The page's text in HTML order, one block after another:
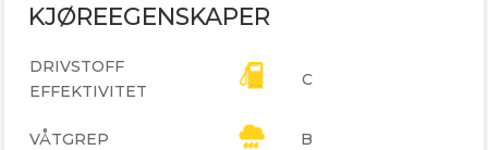
KJØREEGENSKAPER
DRIVSTOFF
EFFEKTIVITET
C
VÅTGREP B